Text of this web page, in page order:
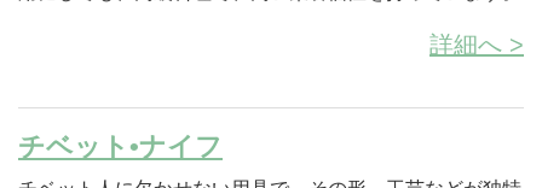
詳細へ >
チベット•ナイフ